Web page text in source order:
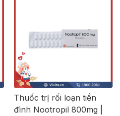
Thuốc trị rối loạn tiền
đình Nootropil 800mg |